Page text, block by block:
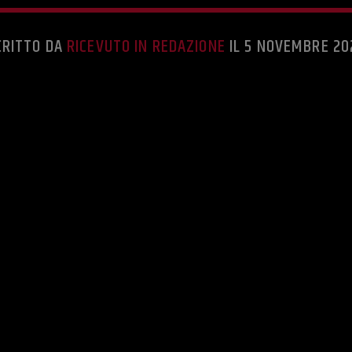
DARICEVUTO IN REDAZIONE IL 5 NOVEMBRE